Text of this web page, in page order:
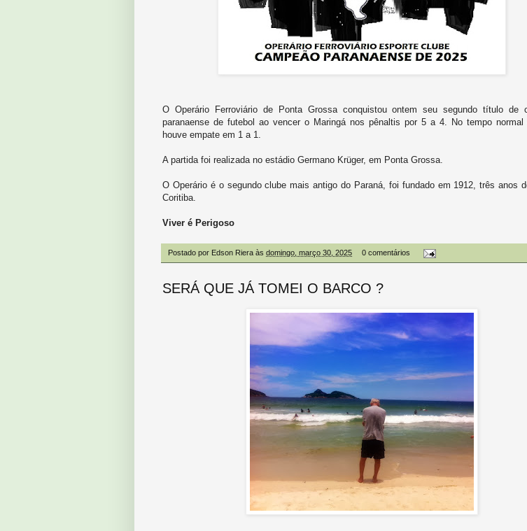
O Operário Ferroviário de Ponta Grossa conquistou ontem seu segundo título de
paranaense de futebol ao vencer o Maringá nos pênaltis por 5 a 4. No tempo normal
houve empate em 1 a 1.
A partida foi realizada no estádio Germano Krüger, em Ponta Grossa.
O Operário é o segundo clube mais antigo do Paraná, foi fundado em 1912, três anos
Coritiba.
Viver é Perigoso
Postado por Edson Riera às domingo, março 30, 2025 0 comentários
SERÁ QUE JÁ TOMEI O BARCO ?